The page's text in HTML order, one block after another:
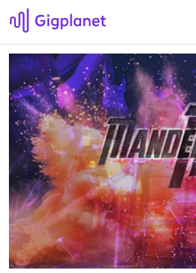
Søk
Favoritter
Logg inn